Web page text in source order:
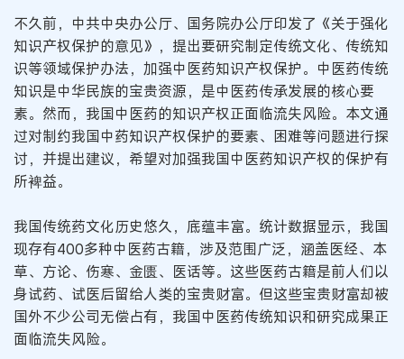
不久前，中共中央办公厅、国务院办公厅印发了《关于强化
知识产权保护的意见》，提出要研究制定传统文化、传统知
识等领域保护办法，加强中医药知识产权保护。中医药传统
知识是中华民族的宝贵资源，是中医药传承发展的核心要
素。然而，我国中医药的知识产权正面临流失风险。本文通
过对制约我国中药知识产权保护的要素、困难等问题进行探
讨，并提出建议，希望对加强我国中医药知识产权的保护有
所裨益。
我国传统药文化历史悠久，底蕴丰富。统计数据显示，我国
现存有400多种中医药古籍，涉及范围广泛，涵盖医经、本
草、方论、伤寒、金匮、医话等。这些医药古籍是前人们以
身试药、试医后留给人类的宝贵财富。但这些宝贵财富却被
国外不少公司无偿占有，我国中医药传统知识和研究成果正
面临流失风险。